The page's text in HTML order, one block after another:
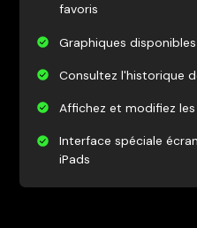
favoris
Graphiques disponibles
Consultez l'historique
Affichez et modifiez
Interface spéciale
iPads